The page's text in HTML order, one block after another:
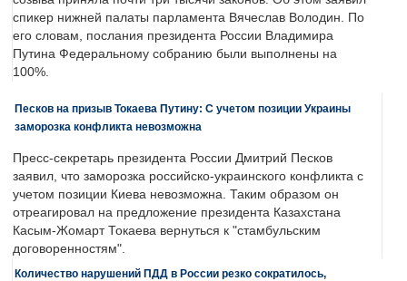
спикер нижней палаты парламента Вячеслав Володин. По
его словам, послания президента России Владимира
Путина Федеральному собранию были выполнены на
100%.
Песков на призыв Токаева Путину: С учетом позиции Украины
заморозка конфликта невозможна
Пресс-секретарь президента России Дмитрий Песков
заявил, что заморозка российско-украинского конфликта с
учетом позиции Киева невозможна. Таким образом он
отреагировал на предложение президента Казахстана
Касым-Жомарт Токаева вернуться к "стамбульским
договоренностям".
Количество нарушений ПДД в России резко сократилось,